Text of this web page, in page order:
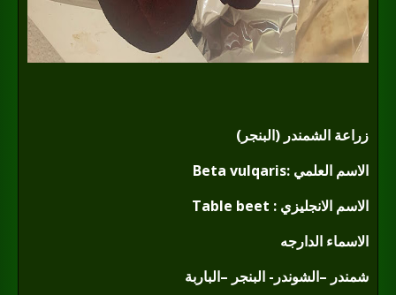
زراعة الشمندر (البنجر)
الاسم العلمي :Beta vulqaris
الاسم الانجليزي : Table beet
الاسماء الدارجه
شمندر –الشوندر- البنجر –الباربة